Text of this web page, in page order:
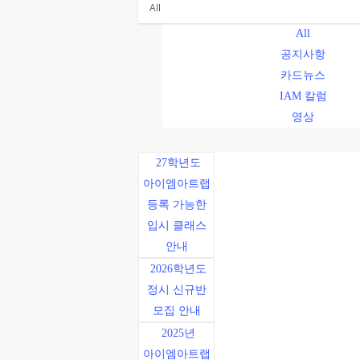
All
공지사항
카드뉴스
IAM 칼럼
영상
27학년도
아이엠아트랩
등록 가능한
입시 클래스
안내
2026학년도
정시 신규반
모집 안내
2025년
아이엠아트랩